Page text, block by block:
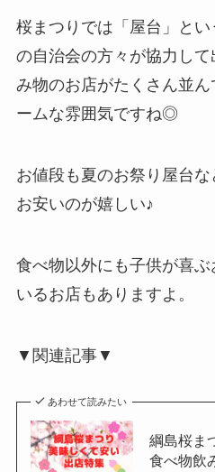
桜まつりでは「屋台」と
の自治会の方々が協力し
み物のお店がたくさん並
ームな雰囲気ですね◎
お値段も夏のお祭り屋台
お安いのが嬉しい♪
食べ物以外にも子供が喜
いるお店もありますよ。
▼関連記事▼
あわせて読みたい
綱島桜ま
食べ物飲